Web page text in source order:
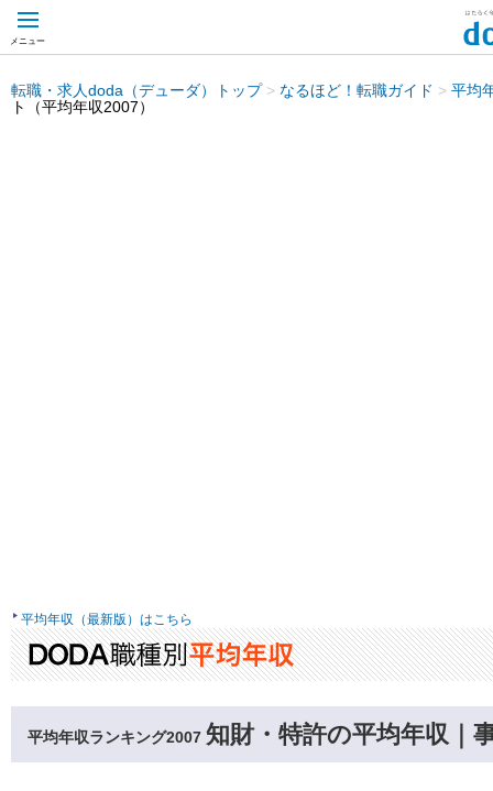
転職・求人doda（デューダ）トップ > なるほど！転職ガイド > 平均
ト（平均年収2007）
平均年収（最新版）はこちら
平均年収ランキング2007 知財・特許の平均年収｜